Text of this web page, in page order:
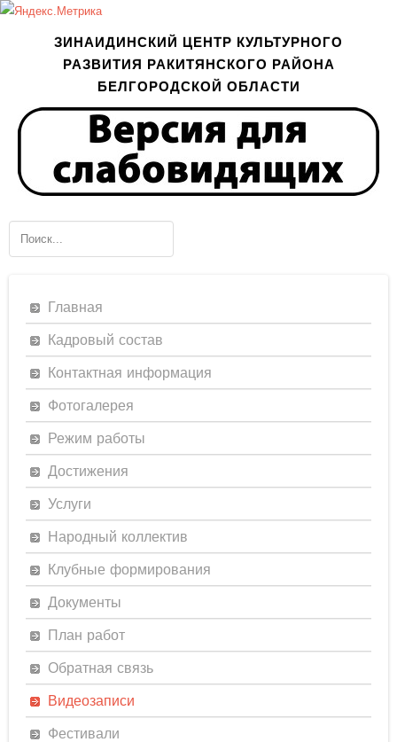
ЗИНАИДИНСКИЙ ЦЕНТР КУЛЬТУРНОГО
РАЗВИТИЯ РАКИТЯНСКОГО РАЙОНА
БЕЛГОРОДСКОЙ ОБЛАСТИ
Главная
Кадровый состав
Контактная информация
Фотогалерея
Режим работы
Достижения
Услуги
Народный коллектив
Клубные формирования
Документы
План работ
Обратная связь
Видеозаписи
Фестивали